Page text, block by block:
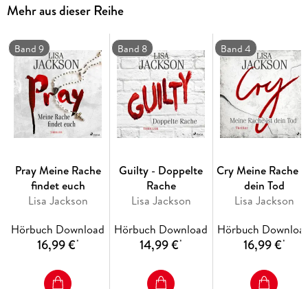
Mehr aus dieser Reihe
Band 9
Pray Meine Rache
findet euch
Lisa Jackson
Hörbuch Download
16,99 €*
Band 8
Guilty - Doppelte
Rache
Lisa Jackson
Hörbuch Download
14,99 €*
Band 4
Cry Meine Rache
dein Tod
Lisa Jackson
Hörbuch
16,99 €*